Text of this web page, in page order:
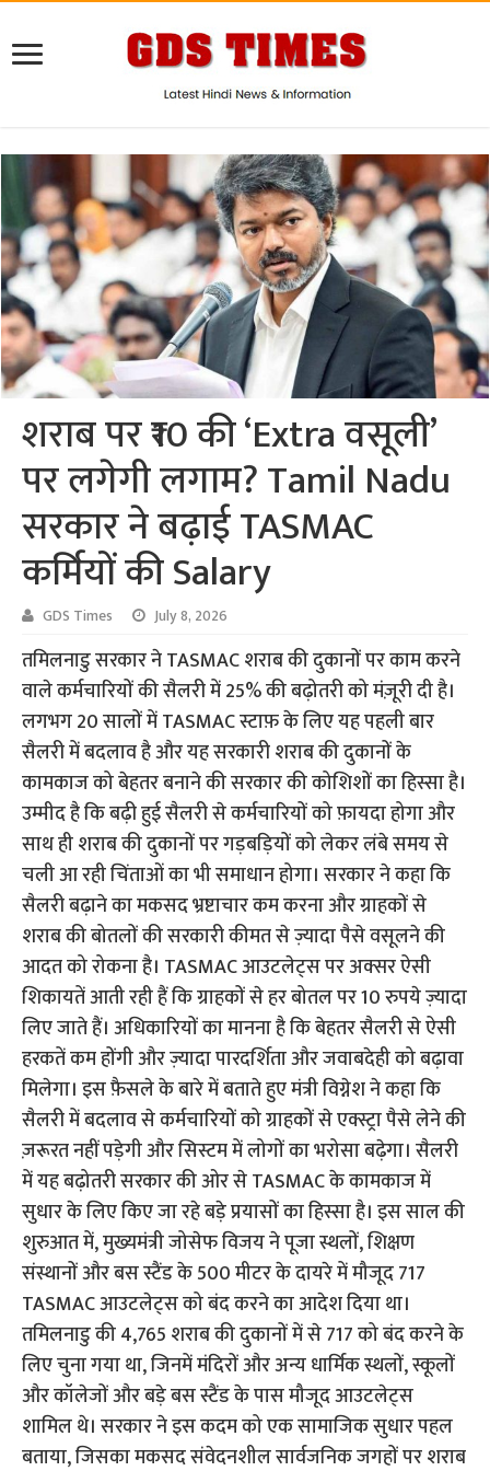
शराब पर ₹10 की ‘Extra वसूली’
पर लगेगी लगाम? Tamil Nadu
सरकार ने बढ़ाई TASMAC
कर्मियों की Salary
GDS Times July 8, 2026
तमिलनाडु सरकार ने TASMAC शराब की दुकानों पर काम करने
वाले कर्मचारियों की सैलरी में 25% की बढ़ोतरी को मंज़ूरी दी है।
लगभग 20 सालों में TASMAC स्टाफ़ के लिए यह पहली बार
सैलरी में बदलाव है और यह सरकारी शराब की दुकानों के
कामकाज को बेहतर बनाने की सरकार की कोशिशों का हिस्सा है।
उम्मीद है कि बढ़ी हुई सैलरी से कर्मचारियों को फ़ायदा होगा और
साथ ही शराब की दुकानों पर गड़बड़ियों को लेकर लंबे समय से
चली आ रही चिंताओं का भी समाधान होगा। सरकार ने कहा कि
सैलरी बढ़ाने का मकसद भ्रष्टाचार कम करना और ग्राहकों से
शराब की बोतलों की सरकारी कीमत से ज़्यादा पैसे वसूलने की
आदत को रोकना है। TASMAC आउटलेट्स पर अक्सर ऐसी
शिकायतें आती रही हैं कि ग्राहकों से हर बोतल पर 10 रुपये ज़्यादा
लिए जाते हैं। अधिकारियों का मानना ​​है कि बेहतर सैलरी से ऐसी
हरकतें कम होंगी और ज़्यादा पारदर्शिता और जवाबदेही को बढ़ावा
मिलेगा। इस फ़ैसले के बारे में बताते हुए मंत्री विग्नेश ने कहा कि
सैलरी में बदलाव से कर्मचारियों को ग्राहकों से एक्स्ट्रा पैसे लेने की
ज़रूरत नहीं पड़ेगी और सिस्टम में लोगों का भरोसा बढ़ेगा। सैलरी
में यह बढ़ोतरी सरकार की ओर से TASMAC के कामकाज में
सुधार के लिए किए जा रहे बड़े प्रयासों का हिस्सा है। इस साल की
शुरुआत में, मुख्यमंत्री जोसेफ विजय ने पूजा स्थलों, शिक्षण
संस्थानों और बस स्टैंड के 500 मीटर के दायरे में मौजूद 717
TASMAC आउटलेट्स को बंद करने का आदेश दिया था।
तमिलनाडु की 4,765 शराब की दुकानों में से 717 को बंद करने के
लिए चुना गया था, जिनमें मंदिरों और अन्य धार्मिक स्थलों, स्कूलों
और कॉलेजों और बड़े बस स्टैंड के पास मौजूद आउटलेट्स
शामिल थे। सरकार ने इस कदम को एक सामाजिक सुधार पहल
बताया, जिसका मकसद संवेदनशील सार्वजनिक जगहों पर शराब